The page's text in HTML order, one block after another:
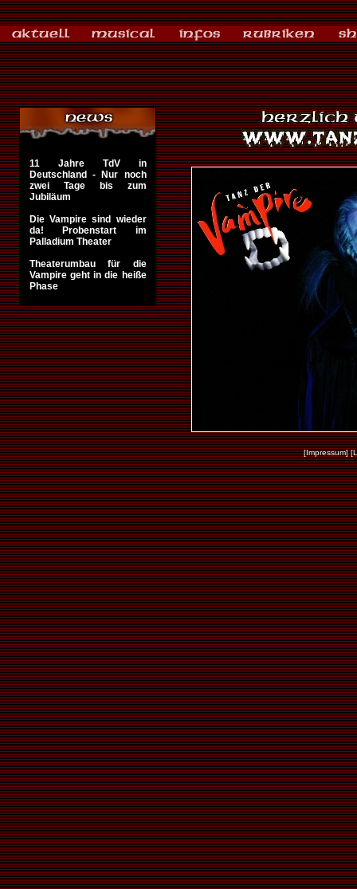
11 Jahre TdV in
Deutschland - Nur noch
zwei Tage bis zum
Jubiläum
Die Vampire sind wieder
da! Probenstart im
Palladium Theater
Theaterumbau für die
Vampire geht in die heiße
Phase
[Impressum]